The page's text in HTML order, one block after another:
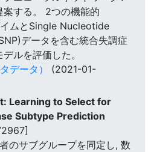
案する。 2つの機能的
ムとSingle Nucleotide
データを含む統合失調症
ルを評価した。
データ）
(2021-01-
Learning to Select for
Subtype Prediction
のサブグループを同定し, 数